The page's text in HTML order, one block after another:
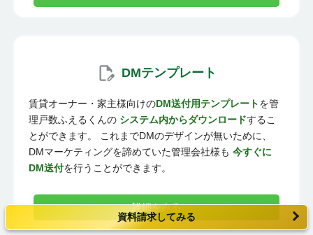
DMテンプレート
賃貸オーナー・家主様向けのDM送付用テンプレートを管
理戸数ふえるくんの システム内からダウンロードするこ
とができます。 これまでDMのデザインが無いために、
DMマーケティングを諦めていた管理会社様も 今すぐに
DM送付を行うことができます。
詳細をみる
資料請求してみる